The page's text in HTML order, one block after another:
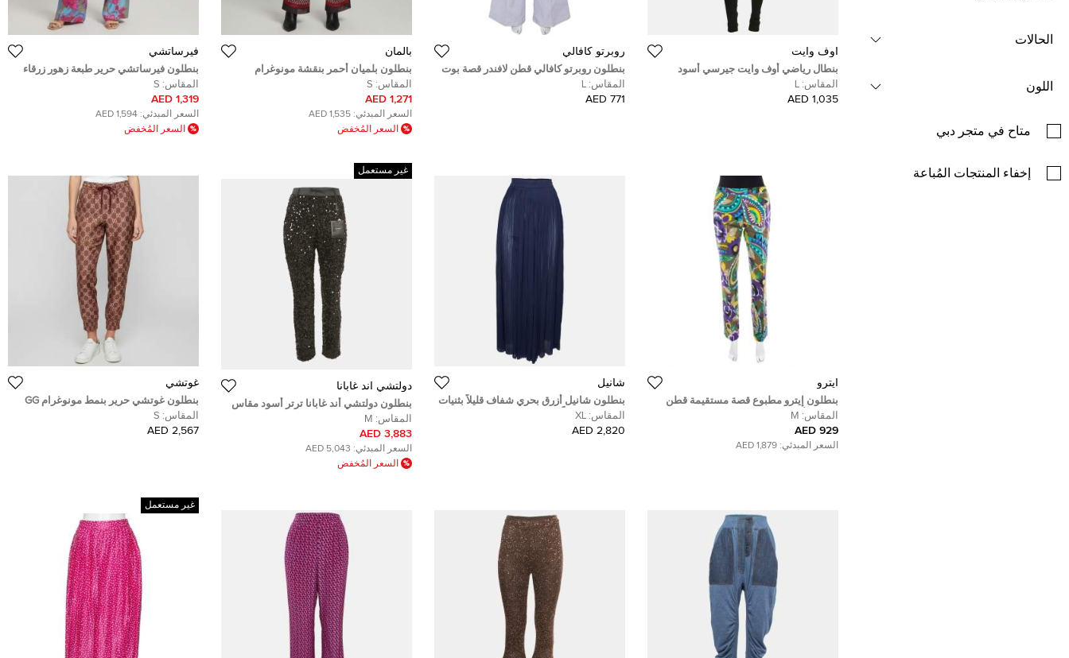
الحالات
اللون
متاح في متجر دبي
إخفاء المنتجات المُباعة
أوف وايت
بنطال رياضي أوف وايت جيرسي أسود
برباط مقاس كبير
المقاس: L
1,035 AED
روبرتو كافالي
بنطلون روبرتو كافالي قطن لافندر قصة بوت
مقاس كبير - لارج
المقاس: L
771 AED
بالمان
بنطلون بلميان أحمر بنقشة مونوغرام
محبوك واسع الساق صغير (سمول)
المقاس: S
1,271 AED
السعر المبدئي: 1,535 AED
السعر المُخفض
فيرساتشي
بنطلون فيرساتشي حرير طبعة زهور زرقاء
واسع الساق مقاس صغير (سمول)
المقاس: S
1,319 AED
السعر المبدئي: 1,594 AED
السعر المُخفض
ايترو
بنطلون إيترو مطبوع قصة مستقيمة قطن
متعدد الألوان M
المقاس: M
929 AED
السعر المبدئي: 1,879 AED
شانيل
بنطلون شانيل أزرق بحري شفاف قليلاً بثنيات
مقاس كبير جداً (إكس لارج)
المقاس: XL
2,820 AED
غير مستعمل
دولتشي أند غابانا
بنطلون دولتشي أند غابانا ترتر أسود مقاس
متوسط - ميديوم
المقاس: M
3,883 AED
السعر المبدئي: 5,043 AED
السعر المُخفض
غوتشي
بنطلون غوتشي حرير بنمط مونوغرام GG
خمري/بيج مقاس صغير
المقاس: S
2,567 AED
غير مستعمل